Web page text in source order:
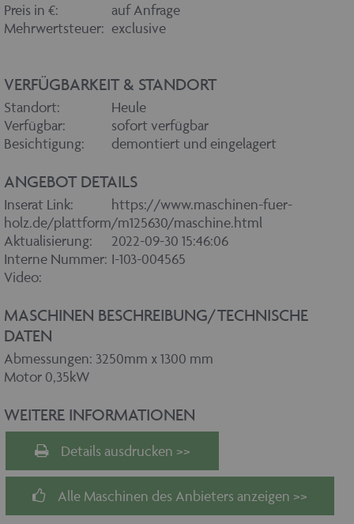
Preis in €:
auf Anfrage
Mehrwertsteuer: exclusive
VERFÜGBARKEIT & STANDORT
Standort:
Heule
Verfügbar:
sofort verfügbar
Besichtigung:
demontiert und eingelagert
ANGEBOT DETAILS
Inserat Link:
https://www.maschinen-fuer-
holz.de/plattform/m125630/maschine.html
Aktualisierung:
2022-09-30 15:46:06
Interne Nummer: I-103-004565
Video:
MASCHINEN BESCHREIBUNG/TECHNISCHE
DATEN
Abmessungen: 3250mm x 1300 mm
Motor 0,35kW
WEITERE INFORMATIONEN
Details ausdrucken >>
Alle Maschinen des Anbieters anzeigen >>